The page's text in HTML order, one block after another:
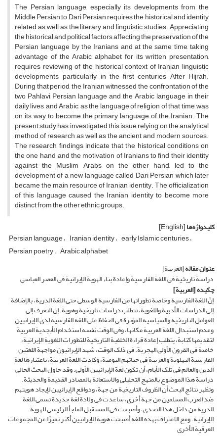
The Persian language, especially its developments from the
Middle Persian to Dari Persian requires the historical and identity
related as well as the literary and linguistic studies. Appreciating
the historical and political factors affecting the preservation of the
Persian language by the Iranians and at the same time, taking
advantage of the Arabic alphabet for its written presentation,
requires reviewing of the historical context of Iranian linguistic
developments, particularly in the first centuries After Hijrah.
During that period, the Iranian witnessed the confrontation of the
two Pahlavi Persian language and the Arabic language in their
daily lives, and Arabic, as the language of religion of that time, was
on its way to become the primary language of the Iranian. The
present study has investigated this issue relying on the analytical
method of research as well as the ancient and modern sources.
The research findings indicate that the historical conditions on
the one hand, and the motivation of Iranians to find their identity
against the Muslim Arabs on the other hand, led to the
development of a new language called Dari Persian which later
became the main resource of Iranian identity. The officialization
of this language caused the Iranian identity to become more
distinct from the other ethnic groups.
کلیدواژه‌ها[English]
Persian language Iranian identity early Islamic centuries
Persian poetry Arabic alphabet
عنوان مقاله[العربیة]
دراسة تاریخیة فی اللغة الفارسیة وإعادة بناء الهویة الإیرانیة فی العصر العباسی
چکیده[العربیة]
إنّ اللغة الفارسیة وخاصة تطوراتها من الفارسیة الوسطى حتی اللغة الدریة، بالإضافة
إلى الدراسات الأدبیة واللغویة، تتطلب دراسات تاریخیة وهویة. إن التعرف إلی
العوامل التاریخیة والسیاسیة المؤثرة فی الحفاظ على اللغة الفارسیة لدى الإیرانیین
وعدم استبدال اللغة العربیة مکانها، وفی الوقت نفسه استخدام الأبجدیة العربیة
لتقدیمها کتابة، یتطلب إعادة قراءة الخلفیة التاریخیة للتطورات اللغویة الإیرانیة،
خاصة فی القرون الأولى الهجریة. فی ذلک الوقت، شهد الإیرانیون مواجهة اللغتین
الفارسیة البهلویة والعربیة فی حیاتهم الیومیة، وکادت اللغة العربیة، باعتبارها لغة
الدین والعالم فی تلک الأیام، أن تکون لغة الإیرانیین الأولى. وقد حاول البحث الحالی
دراسة هذا الموضوع بالمنهج التحلیلی والاستعانة بالمصادر القدیمة والحدیثة.
وتظهر نتائج البحث أن الظروف التاریخیة من جهة، ودوافع الإیرانیین لإیجاد هویتهم
ضد العرب المسلمین من جهة أخرى، ساعدت فی ولادة لغة جدیدة تسمى اللغة
الدریة من داخل هذا التحدی، وأصبحت فی المستقبل الملجأ الرئیسی للهویة
الإیرانیة. ومع الاعتراف بهذه اللغة أصبحت هویة الإیرانیین أکثر تمیزًا عن المجموعات
العرقیة الأخرى